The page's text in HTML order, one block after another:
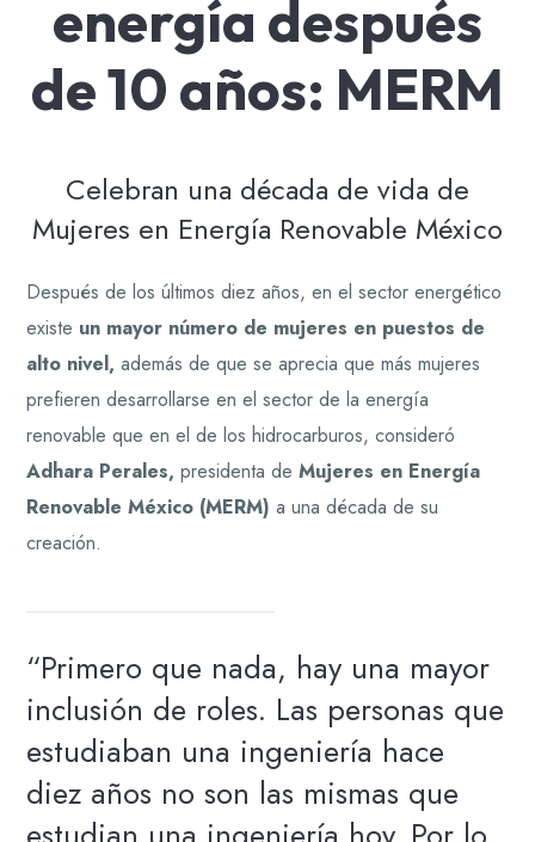
energía después
de 10 años: MERM
Celebran una década de vida de
Mujeres en Energía Renovable México
Después de los últimos diez años, en el sector energético
existe un mayor número de mujeres en puestos de
alto nivel,además de que se aprecia que más mujeres
prefieren desarrollarse en el sector de la energía
renovable que en el de los hidrocarburos, consideró
Adhara Perales,presidenta deMujeres en Energía
Renovable México (MERM)a una década de su
creación.
“Primero que nada, hay una mayor
inclusión de roles. Las personas que
estudiaban una ingeniería hace
diez años no son las mismas que